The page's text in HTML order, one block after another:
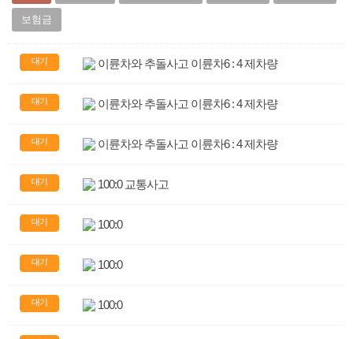
보험금
대기 이륜차와 추돌사고 이륜차6 : 4 제차량
대기 이륜차와 추돌사고 이륜차6 : 4 제차량
대기 이륜차와 추돌사고 이륜차6 : 4 제차량
대기 100:0 교통사고
대기 100:0
대기 100:0
대기 100:0